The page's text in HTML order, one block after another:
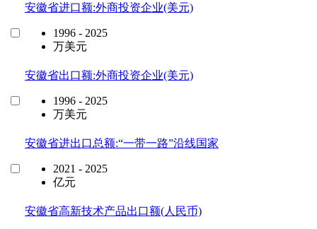
安徽省进口额:外商投资企业(美元)
1996 - 2025
万美元
安徽省出口额:外商投资企业(美元)
1996 - 2025
万美元
安徽省进出口总额:“一带一路”沿线国家
2021 - 2025
亿元
安徽省高新技术产品出口额(人民币)